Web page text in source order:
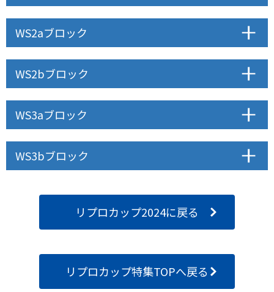
WS2aブロック
WS2bブロック
WS3aブロック
WS3bブロック
リプロカップ2024に戻る
リプロカップ特集TOPへ戻る